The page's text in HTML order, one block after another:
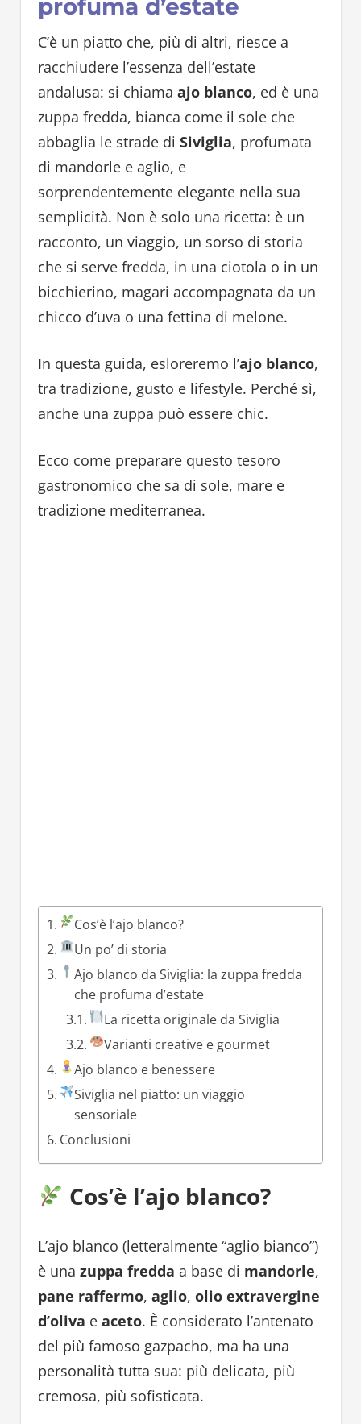
profuma d’estate
C’è un piatto che, più di altri, riesce a
racchiudere l’essenza dell’estate
andalusa: si chiama ajo blanco, ed è una
zuppa fredda, bianca come il sole che
abbaglia le strade di Siviglia, profumata
di mandorle e aglio, e
sorprendentemente elegante nella sua
semplicità. Non è solo una ricetta: è un
racconto, un viaggio, un sorso di storia
che si serve fredda, in una ciotola o in un
bicchierino, magari accompagnata da un
chicco d’uva o una fettina di melone.
In questa guida, esloreremo l’ajo blanco,
tra tradizione, gusto e lifestyle. Perché sì,
anche una zuppa può essere chic.
Ecco come preparare questo tesoro
gastronomico che sa di sole, mare e
tradizione mediterranea.
Cos’è l’ajo blanco?
Un po’ di storia
Ajo blanco da Siviglia: la zuppa fredda
che profuma d’estate
La ricetta originale da Siviglia
Varianti creative e gourmet
Ajo blanco e benessere
Siviglia nel piatto: un viaggio
sensoriale
Conclusioni
Cos’è l’ajo blanco?
L’ajo blanco (letteralmente “aglio bianco”)
è una zuppa fredda a base di mandorle,
pane raffermo, aglio, olio extravergine
d’oliva e aceto. È considerato l’antenato
del più famoso gazpacho, ma ha una
personalità tutta sua: più delicata, più
cremosa, più sofisticata.